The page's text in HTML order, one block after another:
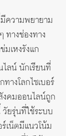
ความพยายาม
ทางช่องทาง
มเหงรังแก
ลน์ นักเรียนที่
างโลกไซเบอร์
งคมออนไลน์ถูก
วัยรุ่นที่ใช้ระบบ
เน็ตมีแนวโน้ม